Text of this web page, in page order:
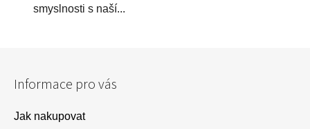
smyslnosti s naší...
Informace pro vás
Jak nakupovat